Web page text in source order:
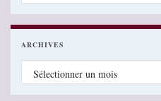
ARCHIVES
Archives